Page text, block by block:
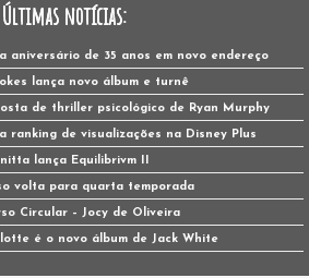
Últimas notícias:
aniversário de 35 anos em novo endereço
lança novo álbum e turnê
de thriller psicológico de Ryan Murphy
ranking de visualizações na Disney Plus
lança Equilibrivm II
volta para quarta temporada
Circular – Jocy de Oliveira
é o novo álbum de Jack White